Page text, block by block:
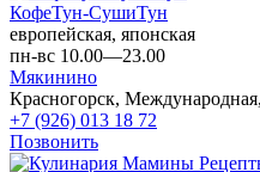
КофеТун-СушиТун
европейская, японская
пн-вс 10.00—23.00
Мякинино
Красногорск,
+7 (926) 013 18 72
Позвонить